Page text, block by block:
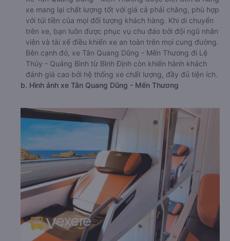
xe mang lại chất lượng tốt với giá cả phải chăng, phù hợp
với túi tiền của mọi đối tượng khách hàng. Khi di chuyển
trên xe, bạn luôn được phục vụ chu đáo bởi đội ngũ nhân
viên và tài xế điều khiển xe an toàn trên mọi cung đường.
Bên cạnh đó, xe Tân Quang Dũng - Mến Thương đi Lệ
Thủy - Quảng Bình từ Bình Định còn khiến hành khách
đánh giá cao bởi hệ thống xe chất lượng, đầy đủ tiện ích.
b. Hình ảnh xe Tân Quang Dũng - Mến Thương